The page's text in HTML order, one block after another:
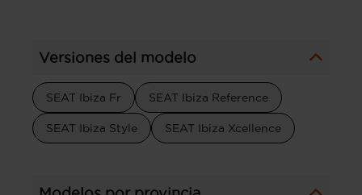
Versiones del modelo
SEAT Ibiza Fr SEAT Ibiza Reference
SEAT Ibiza Style SEAT Ibiza Xcellence